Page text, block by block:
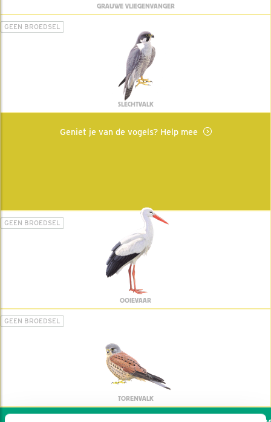
GRAUWE VLIEGENVANGER
GEEN BROEDSEL
SLECHTVALK
Geniet je van de vogels? Help mee
GEEN BROEDSEL
OOIEVAAR
GEEN BROEDSEL
TORENVALK